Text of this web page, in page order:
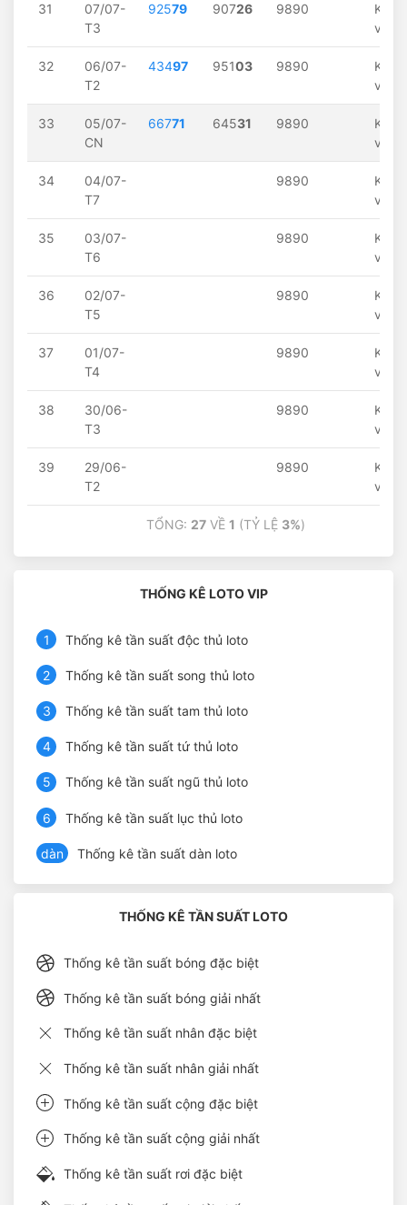
31
07/07-
T3
92579 90726 9890
về
32
06/07-
T2
43497 95103 9890
về
33
05/07-
CN
66771 64531 9890
về
34
04/07-
T7
9890
về
35
03/07-
T6
9890
về
36
02/07-
T5
9890
về
37
01/07-
T4
9890
về
38
30/06-
T3
9890
về
39
29/06-
T2
9890
về
TỔNG: 27VỀ 1 (TỶ LỆ 3%)
THỐNG KÊ LOTO VIP
1 Thống kê tần suất độc thủ loto
2 Thống kê tần suất song thủ loto
3 Thống kê tần suất tam thủ loto
4 Thống kê tần suất tứ thủ loto
5 Thống kê tần suất ngũ thủ loto
6 Thống kê tần suất lục thủ loto
dàn Thống kê tần suất dàn loto
THỐNG KÊ TẦN SUẤT LOTO
Thống kê tần suất bóng đặc biệt
Thống kê tần suất bóng giải nhất
Thống kê tần suất nhân đặc biệt
Thống kê tần suất nhân giải nhất
Thống kê tần suất cộng đặc biệt
Thống kê tần suất cộng giải nhất
Thống kê tần suất rơi đặc biệt